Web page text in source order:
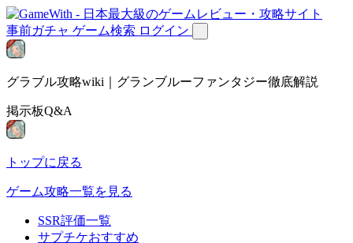
事前ガチャ ゲーム検索 ログイン
グラブル攻略wiki｜グランブルーファンタジー徹底解説
掲示板Q&A
トップに戻る
ゲーム攻略一覧を見る
SSR評価一覧
サプチケおすすめ